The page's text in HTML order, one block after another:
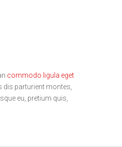
commodo ligula eget
parturient montes,
eu, pretium quis,